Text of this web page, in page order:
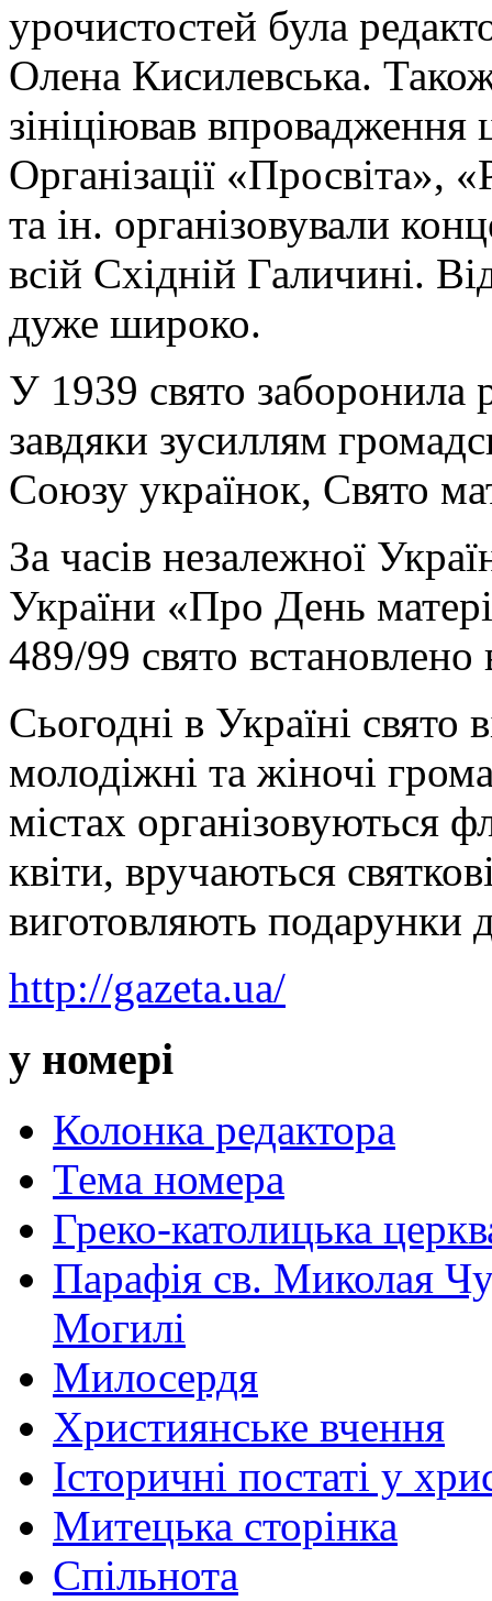
урочистостей була
Олена Кисилевська.
зініціював
Організації «Просвіта»,
та ін. організовували
всій Східній Галичині.
дуже широко.
У 1939 свято заборонила
завдяки зусиллям
Союзу українок, Свято
За часів незалежної
України «Про День
489/99 свято
Сьогодні в Україні свято
молодіжні та жіночі
містах організовуються
квіти, вручаються
виготовляють подарунки
http://gazeta.ua/
у номері
Колонка редактора
Тема номера
Греко-католицька
Парафія св. Миколая
Могилі
Милосердя
Християнське вчення
Історичні постаті у
Митецька сторінка
Спільнота